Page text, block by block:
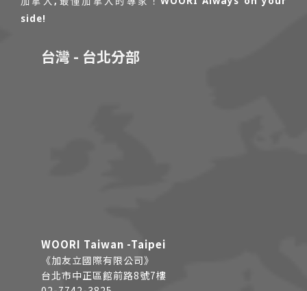
side!
台灣 - 台北分部
WOORI Taiwan -Taipei
《加友立國際有限公司》
台北市中正區館前路8號7樓